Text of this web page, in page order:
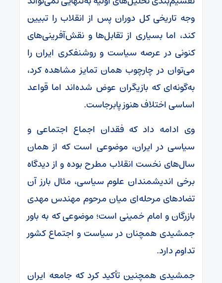
وجه تاریخی کل دوران پس از انقلاب را تبیین
کند، اما بسیاری از تقابل‌ها و نقش‌آفرینی‌های
کنونی در عرصه سیاست و روشنفکری ایران را
می‌توان در چارچوب همان تمایز مشاهده کرد،
به‌گونه‌ای که بازیگران عوض شده‌اند اما قواعد
اساسی اختلاف هنوز پابرجاست.
وی ادامه داد که فقدان اجماع اجتماعی و
سیاسی در ایران، موضوعی است که از همان
سال‌های نخست انقلاب مطرح بوده و از دیدگاه
برخی اندیشمندان علوم سیاسی، مثال بارز آن
تضادهای مرحله‌ای میان مرحوم مهندس مهدی
بازرگان و امام خمینی است؛ موضوعی که به باور
جمشیدی همچنان در سیاست و اجتماع کشور
تداوم دارد.
جمشیدی همچنین تأکید کرد که جامعه ایران